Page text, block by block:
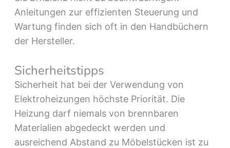
Anleitungen zur effizienten Steuerung und
Wartung finden sich oft in den Handbüchern
der Hersteller.
Sicherheitstipps
Sicherheit hat bei der Verwendung von
Elektroheizungen höchste Priorität. Die
Heizung darf niemals von brennbaren
Materialien abgedeckt werden und
ausreichend Abstand zu Möbelstücken ist zu